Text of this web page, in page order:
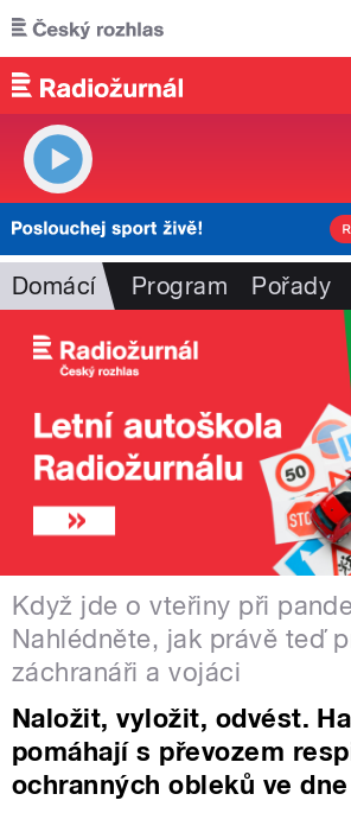
Přejít k hlavnímu obsahu
Domácí Program Pořady
Když jde o vteřiny při
Nahlédněte, jak právě teď
záchranáři a vojáci
Naložit, vyložit, odvést.
pomáhají s převozem
ochranných obleků ve